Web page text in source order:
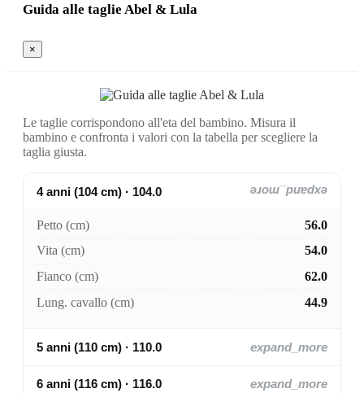
Guida alle taglie Abel & Lula
×
Le taglie corrispondono all'eta del bambino. Misura il
bambino e confronta i valori con la tabella per scegliere la
taglia giusta.
4 anni (104 cm) · 104.0 expand_more
Petto (cm)
56.0
Vita (cm)
54.0
Fianco (cm)
62.0
Lung. cavallo (cm)
44.9
5 anni (110 cm) · 110.0 expand_more
6 anni (116 cm) · 116.0 expand_more